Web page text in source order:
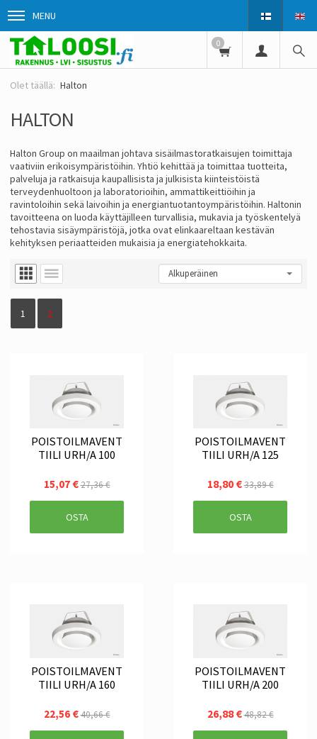
MENU
0
Halton
HALTON
Halton Group on maailman johtava sisäilmastoratkaisujen toimittaja
vaativiin erikoisympäristöihin. Yhtiö kehittää ja toimittaa tuotteita,
palveluja ja ratkaisuja kaupallisista ja julkisista kiinteistöistä
terveydenhuoltoon ja laboratorioihin, ammattikeittiöihin ja
ravintoloihin sekä laivoihin ja energiantuotantoympäristöihin. Haltonin
tavoitteena on luoda käyttäjilleen turvallisia, mukavia ja työskentelyä
tehostavia sisäympäristöjä, jotka ovat elinkaareltaan kestävän
kehityksen periaatteiden mukaisia ja energiatehokkaita.
1 2
POISTOILMAVENT
TIILI URH/A 100
15,07 €27,36 €
OSTA
POISTOILMAVENT
TIILI URH/A 125
18,80 €33,89 €
OSTA
POISTOILMAVENT
TIILI URH/A 160
22,56 €40,66 €
POISTOILMAVENT
TIILI URH/A 200
26,88 €48,82 €